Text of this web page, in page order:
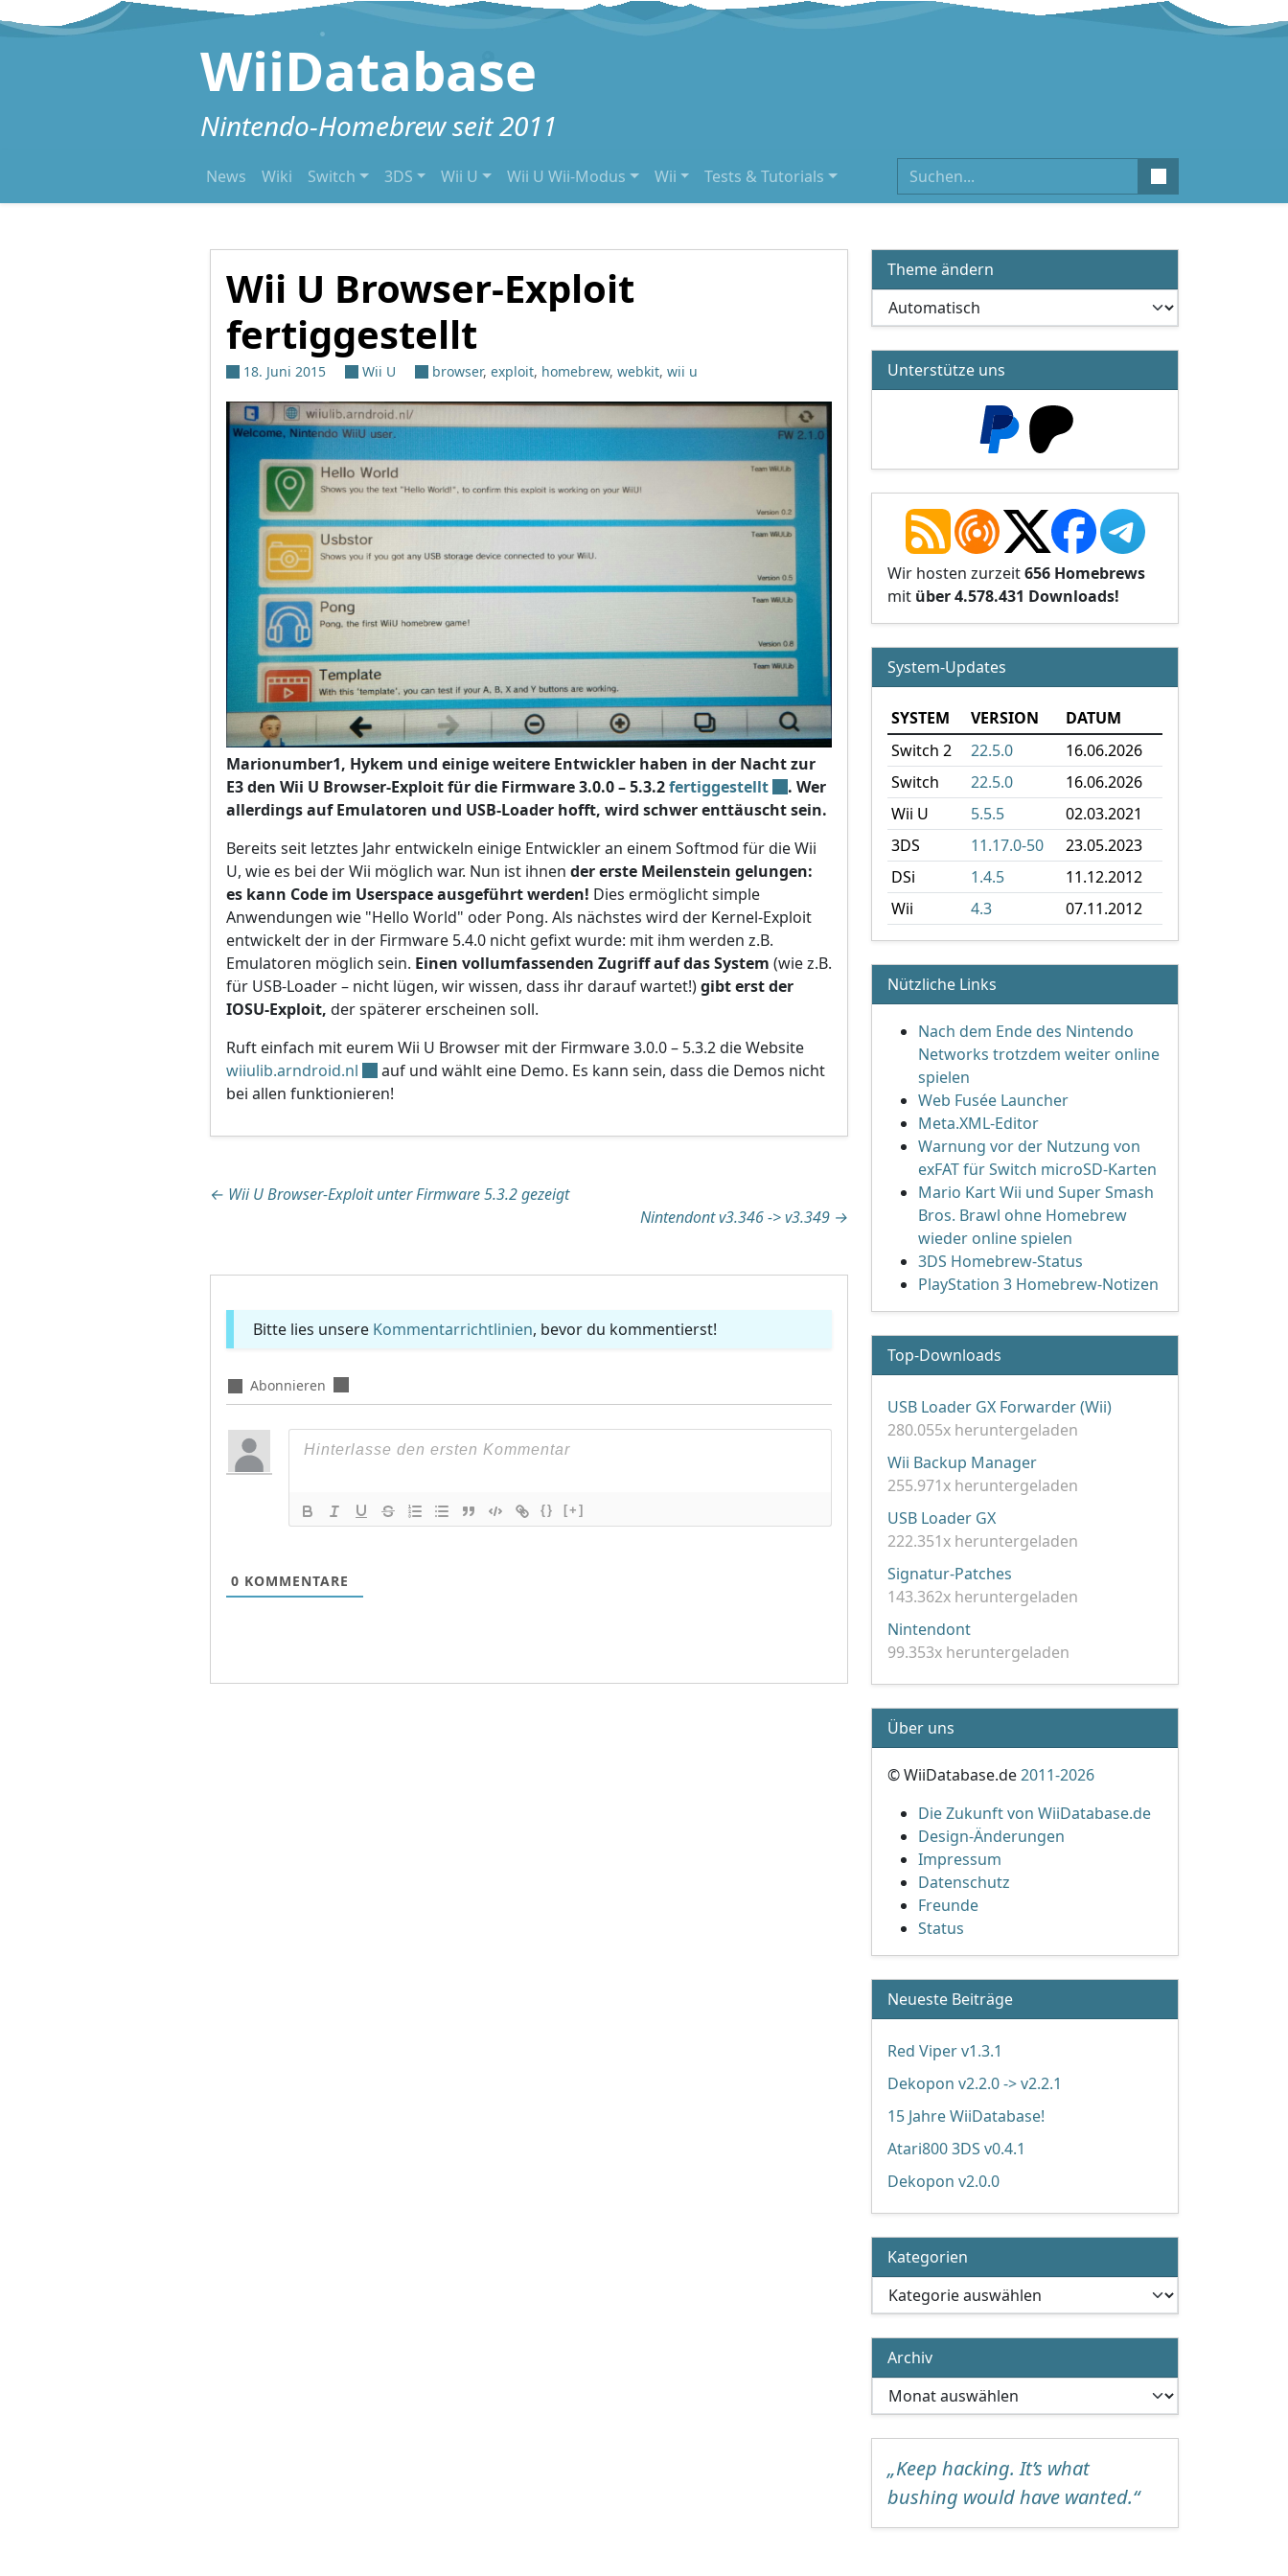
Zum Inhalt springen
WiiDatabase
Nintendo-Homebrew seit 2011
News Wiki Switch 3DS Wii U Wii U Wii-Modus Wii Tests & Tutorials Suchen
Wii U Browser-Exploit
fertiggestellt
18. Juni 2015 Wii U browser, exploit, homebrew, webkit, wii u
Marionumber1, Hykem und einige weitere Entwickler haben in der Nacht zur
E3 den Wii U Browser-Exploit für die Firmware 3.0.0 – 5.3.2fertiggestellt
. Wer
allerdings auf Emulatoren und USB-Loader hofft, wird schwer enttäuscht sein.
Bereits seit letztes Jahr entwickeln einige Entwickler an einem Softmod für die Wii
U, wie es bei der Wii möglich war. Nun ist ihnen der erste Meilenstein gelungen:
es kann Code im Userspace ausgeführt werden! Dies ermöglicht simple
Anwendungen wie "Hello World" oder Pong. Als nächstes wird der Kernel-Exploit
entwickelt der in der Firmware 5.4.0 nicht gefixt wurde: mit ihm werden z.B.
Emulatoren möglich sein. Einen vollumfassenden Zugriff auf das System (wie z.B.
für USB-Loader – nicht lügen, wir wissen, dass ihr darauf wartet!)gibt erst der
IOSU-Exploit, der späterer erscheinen soll.
Ruft einfach mit eurem Wii U Browser mit der Firmware 3.0.0 – 5.3.2 die Website
wiiulib.arndroid.nl
auf und wählt eine Demo. Es kann sein, dass die Demos nicht
bei allen funktionieren!
Beitragsnavigation
← Wii U Browser-Exploit unter Firmware 5.3.2 gezeigt
Nintendont v3.346 -> v3.349 →
Bitte lies unsere Kommentarrichtlinien, bevor du kommentierst!
Abonnieren
{} [+]
0 KOMMENTARE
Theme ändern
Unterstütze uns
Wir hosten zurzeit656 Homebrews
mit über 4.578.431 Downloads!
System-Updates
SYSTEM VERSION
DATUM
Switch 2
22.5.0
16.06.2026
Switch
22.5.0
16.06.2026
Wii U
5.5.5
02.03.2021
3DS
11.17.0-50
23.05.2023
DSi
1.4.5
11.12.2012
Wii
4.3 07.11.2012
Nützliche Links
Nach dem Ende des Nintendo
Networks trotzdem weiter online
spielen
Web Fusée Launcher
Meta.XML-Editor
Warnung vor der Nutzung von
exFAT für Switch microSD-Karten
Mario Kart Wii und Super Smash
Bros. Brawl ohne Homebrew
wieder online spielen
3DS Homebrew-Status
PlayStation 3 Homebrew-Notizen
Top-Downloads
USB Loader GX Forwarder (Wii)
280.055x heruntergeladen
Wii Backup Manager
255.971x heruntergeladen
USB Loader GX
222.351x heruntergeladen
Signatur-Patches
143.362x heruntergeladen
Nintendont
99.353x heruntergeladen
Über uns
© WiiDatabase.de2011-2026
Die Zukunft von WiiDatabase.de
Design-Änderungen
Impressum
Datenschutz
Freunde
Status
Neueste Beiträge
Red Viper v1.3.1
Dekopon v2.2.0 -> v2.2.1
15 Jahre WiiDatabase!
Atari800 3DS v0.4.1
Dekopon v2.0.0
Kategorien
Kategorien
Archiv
Archiv
„Keep hacking. It’s what
bushing would have wanted.“